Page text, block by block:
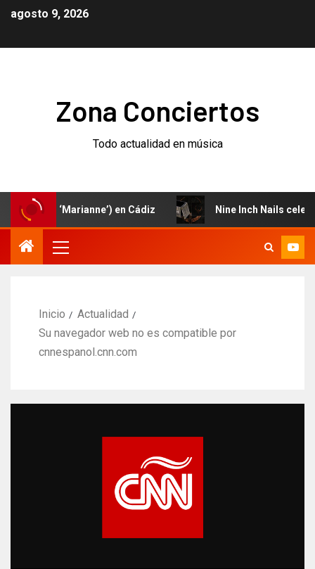
agosto 9, 2026
Zona Conciertos
Todo actualidad en música
(‘Marianne’) en Cádiz Nine Inch Nails celebran el
Inicio
Actualidad
Su navegador web no es compatible por
cnnespanol.cnn.com